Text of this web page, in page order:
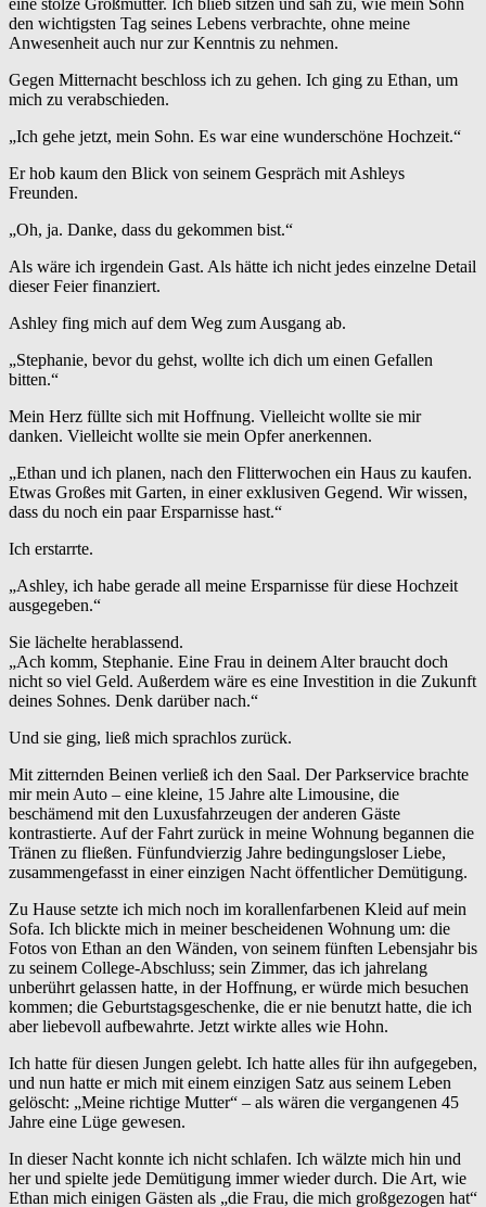
eine stolze Großmutter. Ich blieb sitzen und sah zu, wie mein Sohn
den wichtigsten Tag seines Lebens verbrachte, ohne meine
Anwesenheit auch nur zur Kenntnis zu nehmen.
Gegen Mitternacht beschloss ich zu gehen. Ich ging zu Ethan, um
mich zu verabschieden.
„Ich gehe jetzt, mein Sohn. Es war eine wunderschöne Hochzeit.“
Er hob kaum den Blick von seinem Gespräch mit Ashleys
Freunden.
„Oh, ja. Danke, dass du gekommen bist.“
Als wäre ich irgendein Gast. Als hätte ich nicht jedes einzelne Detail
dieser Feier finanziert.
Ashley fing mich auf dem Weg zum Ausgang ab.
„Stephanie, bevor du gehst, wollte ich dich um einen Gefallen
bitten.“
Mein Herz füllte sich mit Hoffnung. Vielleicht wollte sie mir
danken. Vielleicht wollte sie mein Opfer anerkennen.
„Ethan und ich planen, nach den Flitterwochen ein Haus zu kaufen.
Etwas Großes mit Garten, in einer exklusiven Gegend. Wir wissen,
dass du noch ein paar Ersparnisse hast.“
Ich erstarrte.
„Ashley, ich habe gerade all meine Ersparnisse für diese Hochzeit
ausgegeben.“
Sie lächelte herablassend.
„Ach komm, Stephanie. Eine Frau in deinem Alter braucht doch
nicht so viel Geld. Außerdem wäre es eine Investition in die Zukunft
deines Sohnes. Denk darüber nach.“
Und sie ging, ließ mich sprachlos zurück.
Mit zitternden Beinen verließ ich den Saal. Der Parkservice brachte
mir mein Auto – eine kleine, 15 Jahre alte Limousine, die
beschämend mit den Luxusfahrzeugen der anderen Gäste
kontrastierte. Auf der Fahrt zurück in meine Wohnung begannen die
Tränen zu fließen. Fünfundvierzig Jahre bedingungsloser Liebe,
zusammengefasst in einer einzigen Nacht öffentlicher Demütigung.
Zu Hause setzte ich mich noch im korallenfarbenen Kleid auf mein
Sofa. Ich blickte mich in meiner bescheidenen Wohnung um: die
Fotos von Ethan an den Wänden, von seinem fünften Lebensjahr bis
zu seinem College-Abschluss; sein Zimmer, das ich jahrelang
unberührt gelassen hatte, in der Hoffnung, er würde mich besuchen
kommen; die Geburtstagsgeschenke, die er nie benutzt hatte, die ich
aber liebevoll aufbewahrte. Jetzt wirkte alles wie Hohn.
Ich hatte für diesen Jungen gelebt. Ich hatte alles für ihn aufgegeben,
und nun hatte er mich mit einem einzigen Satz aus seinem Leben
gelöscht: „Meine richtige Mutter“ – als wären die vergangenen 45
Jahre eine Lüge gewesen.
In dieser Nacht konnte ich nicht schlafen. Ich wälzte mich hin und
her und spielte jede Demütigung immer wieder durch. Die Art, wie
Ethan mich einigen Gästen als „die Frau, die mich großgezogen hat“